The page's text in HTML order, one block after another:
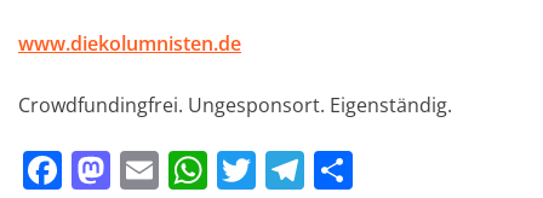
www.diekolumnisten.de
Crowdfundingfrei. Ungesponsort. Eigenständig.
F M E W T T